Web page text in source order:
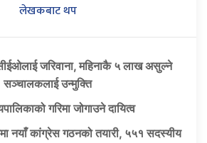
लेखकबाट थप
जरिवाना, महिनाकै ५ लाख असुल्ने
सञ्चालकलाई उन्मुक्ति
गरिमा जोगाउने दायित्व
नयाँ कांग्रेस गठनको तयारी, ५५१ सदस्यीय